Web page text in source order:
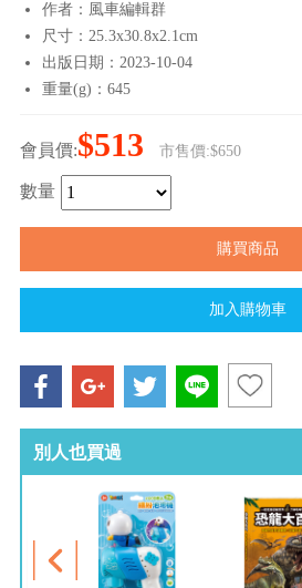
作者：風車編輯群
尺寸：25.3x30.8x2.1cm
出版日期：2023-10-04
重量(g)：645
會員價:$513 市售價:$650
數量
別人也買過